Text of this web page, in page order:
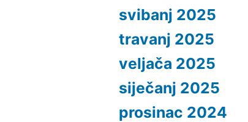
svibanj 2025
travanj 2025
veljača 2025
siječanj 2025
prosinac 2024